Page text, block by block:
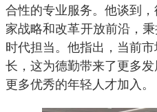
合性的专业服务。他谈到
家战略和改革开放前沿，
时代担当。他指出，当前
长，这为德勤带来了更多
更多优秀的年轻人才加入。